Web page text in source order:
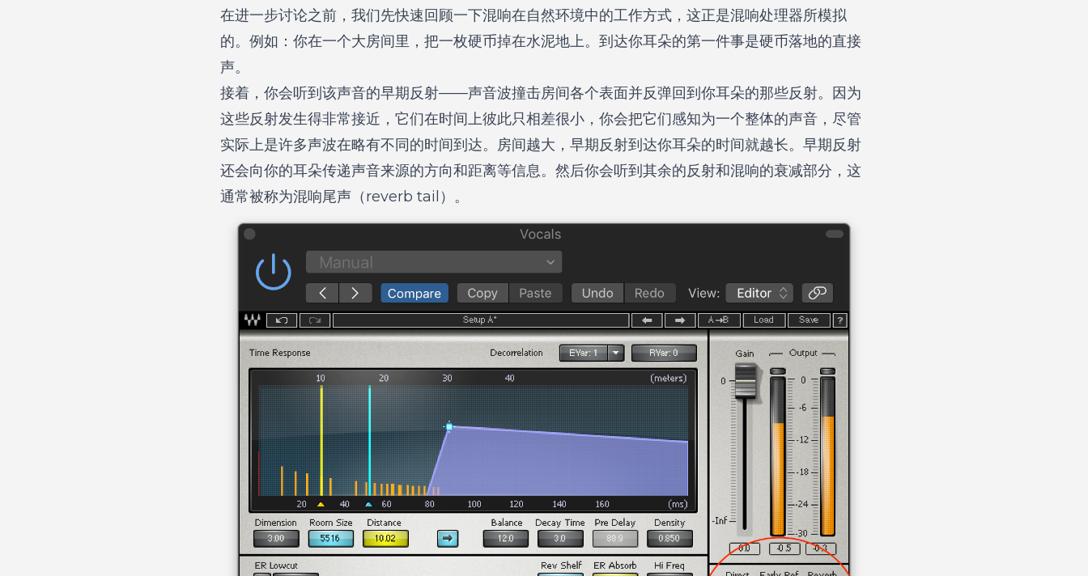
在进一步讨论之前，我们先快速回顾一下混响在自然环境中的工作方式，这正是混响处理器所模拟
的。例如：你在一个大房间里，把一枚硬币掉在水泥地上。到达你耳朵的第一件事是硬币落地的直接
声。
接着，你会听到该声音的早期反射——声音波撞击房间各个表面并反弹回到你耳朵的那些反射。因为
这些反射发生得非常接近，它们在时间上彼此只相差很小，你会把它们感知为一个整体的声音，尽管
实际上是许多声波在略有不同的时间到达。房间越大，早期反射到达你耳朵的时间就越长。早期反射
还会向你的耳朵传递声音来源的方向和距离等信息。然后你会听到其余的反射和混响的衰减部分，这
通常被称为混响尾声（reverb tail）。